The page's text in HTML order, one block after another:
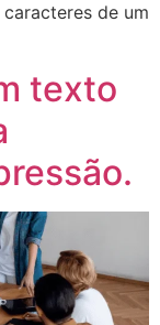
de um
texto